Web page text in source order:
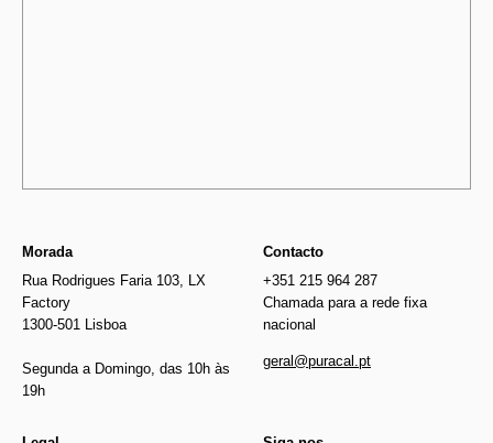
Morada
Rua Rodrigues Faria 103, LX
Factory
1300-501 Lisboa
Segunda a Domingo, das 10h às
19h
Contacto
+351 215 964 287
Chamada para a rede fixa
nacional
geral@puracal.pt